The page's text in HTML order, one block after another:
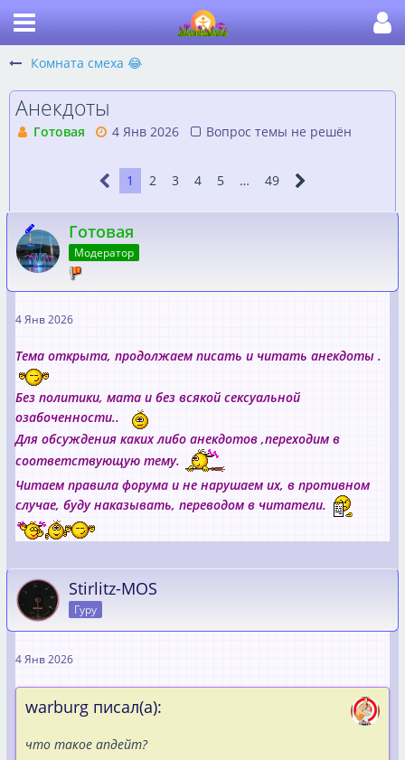
Комната смеха 😂
Анекдоты
Готовая 4 Янв 2026 Вопрос темы не решён
1 2 3 4 5 … 49
Готовая
Модератор
4 Янв 2026
Тема открыта, продолжаем писать и читать анекдоты .
Без политики, мата и без всякой сексуальной
озабоченности..
Для обсуждения каких либо анекдотов ,переходим в
соответствующую тему.
Читаем правила форума и не нарушаем их, в противном
случае, буду наказывать, переводом в читатели.
Stirlitz-MOS
Гуру
4 Янв 2026
warburg писал(а):
что такое апдейт?